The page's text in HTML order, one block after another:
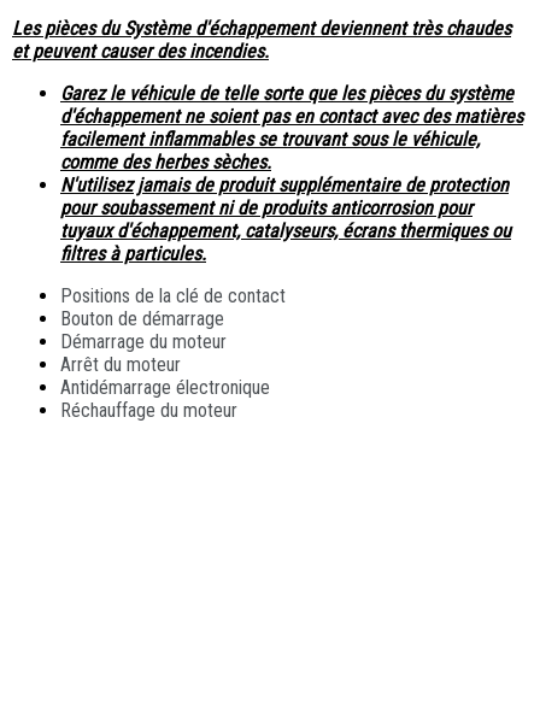
Les pièces du Système d'échappement deviennent très chaudes
et peuvent causer des incendies.
Garez le véhicule de telle sorte que les pièces du système
d'échappement ne soient pas en contact avec des matières
facilement inflammables se trouvant sous le véhicule,
comme des herbes sèches.
N'utilisez jamais de produit supplémentaire de protection
pour soubassement ni de produits anticorrosion pour
tuyaux d'échappement, catalyseurs, écrans thermiques ou
filtres à particules.
Positions de la clé de contact
Bouton de démarrage
Démarrage du moteur
Arrêt du moteur
Antidémarrage électronique
Réchauffage du moteur